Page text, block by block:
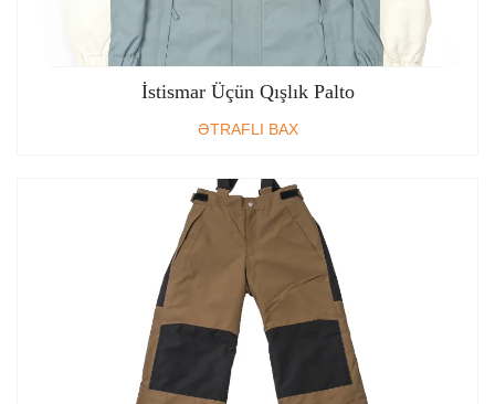
İstismar Üçün Qışlık Palto
ƏTRAFLI BAX